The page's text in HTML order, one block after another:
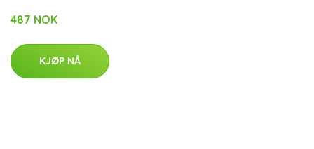
487 NOK
KJØP NÅ